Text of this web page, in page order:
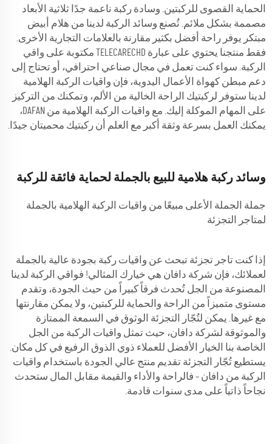
الحماية القصوى للركبتين. وسادة ركبة ناعمة جدًا ثلاثية الأبعاد
مصممة بشكل ملائم. تُصنع وسائد الركبة لدينا من هلام أبيض
مبتكر يوفر راحة أفضل بكثير مقارنة بالعلامات التجارية الأخرى.
فقط منتجنا يحتوي على عبارة TELECARECHD مكتوبة على واقي
الركبة. سواء كنت تعمل في مجال صناعي احترافي، أو تحتاج إلى
دعم مبطن كهواة الأعمال اليدوية، فإن واقيات الركبة الهلامية
لدينا ستوفر لركبتيك الراحة الخالية من الألم، وتمكنك من التركيز
على المهام الموكلة إليك. مع واقيات الركبة الهلامية من DAFAN،
يمكنك العمل بسرعة وثقة أكبر مع العلم أن ركبتيك محميتان جيدًا.
وسائد ركبة هلامية للبيع بالجملة لحماية فائقة للركبة
جملة الجملة الأعلى مبيعًا من واقيات الركبة الهلامية بالجملة
لمتاجر التجزئة
إذا كنت تاجر تجزئة تبحث عن واقيات ركبة بجودة عالية بالجملة
لعملائك، فإن شركة دافان هي خيارك المثالي! فواقي الركبة لدينا
المصنوعة من الجل تُحدث فرقاً كبيراً من حيث الجودة، وتقدم
مستوى متميزاً من الراحة والحماية للركبتين، ولا يمكن مقارنتها
مع غيرها. يمكن لتُجّار التجزئة الوثوق في السمعة الممتازة
والموثوقة لشركة دافان، حيث تمثل واقيات الركبة من الجل
الخاصة بنا الخيار الأفضل للعملاء ذوي الذوق الرفيع في كل مكان.
يستطيع تُجّار التجزئة تقديم منتج عالي الجودة باستخدام واقيات
الركبة من دافان – فالراحة والأداء والقيمة مقابل المال ستحدث
نجاحاً ذاتياً على مدى سنوات قادمة.